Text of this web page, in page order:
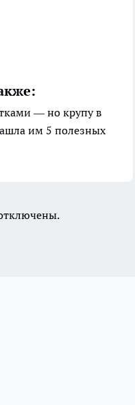
— но крупу в
им 5 полезных